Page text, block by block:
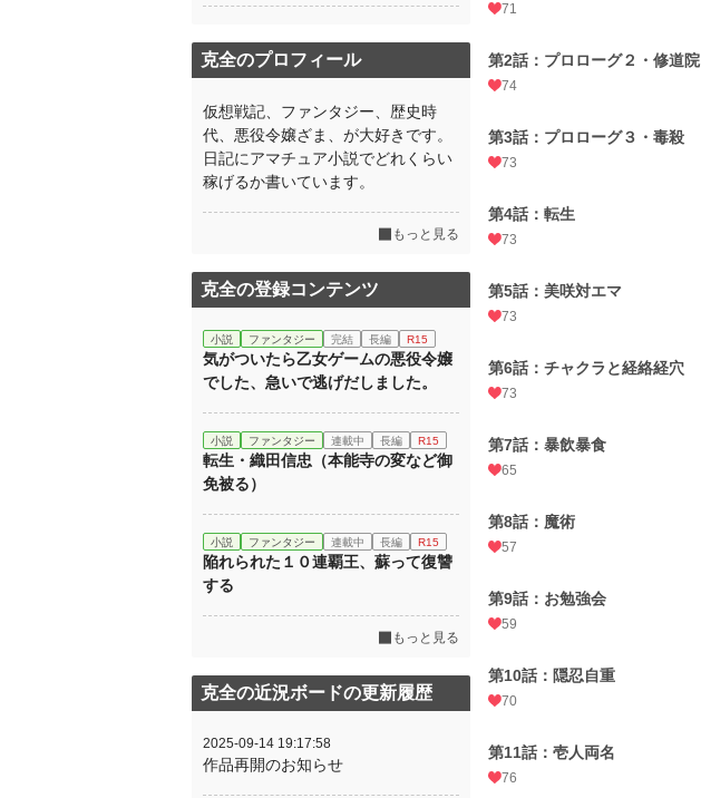
71
第2話：プロローグ２・修道院
74
第3話：プロローグ３・毒殺
73
第4話：転生
73
第5話：美咲対エマ
73
第6話：チャクラと経絡経穴
73
第7話：暴飲暴食
65
第8話：魔術
57
第9話：お勉強会
59
第10話：隠忍自重
70
第11話：壱人両名
76
克全のプロフィール
仮想戦記、ファンタジー、歴史時
代、悪役令嬢ざま、が大好きです。
日記にアマチュア小説でどれくらい
稼げるか書いています。
もっと見る
克全の登録コンテンツ
小説 ファンタジー 完結 長編 R15
気がついたら乙女ゲームの悪役令嬢
でした、急いで逃げだしました。
小説 ファンタジー 連載中 長編 R15
転生・織田信忠（本能寺の変など御
免被る）
小説 ファンタジー 連載中 長編 R15
陥れられた１０連覇王、蘇って復讐
する
もっと見る
克全の近況ボードの更新履歴
2025-09-14 19:17:58
作品再開のお知らせ